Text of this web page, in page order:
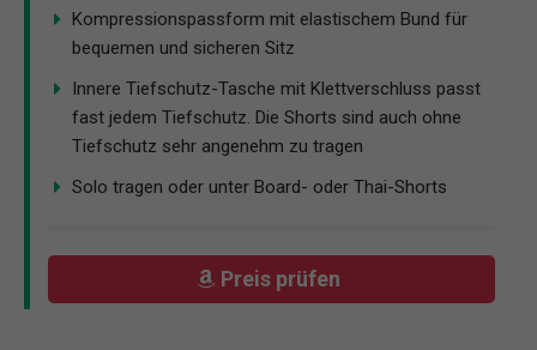
Kompressionspassform mit elastischem Bund für
bequemen und sicheren Sitz
Innere Tiefschutz-Tasche mit Klettverschluss passt
fast jedem Tiefschutz. Die Shorts sind auch ohne
Tiefschutz sehr angenehm zu tragen
Solo tragen oder unter Board- oder Thai-Shorts
Preis prüfen